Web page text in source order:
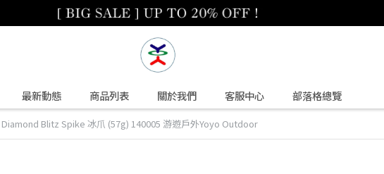
最新動態 商品列表 關於我們 客服中心 部落格總覽
Blitz Spike 冰爪 (57g) 140005 游遊戶外Yoyo Outdoor